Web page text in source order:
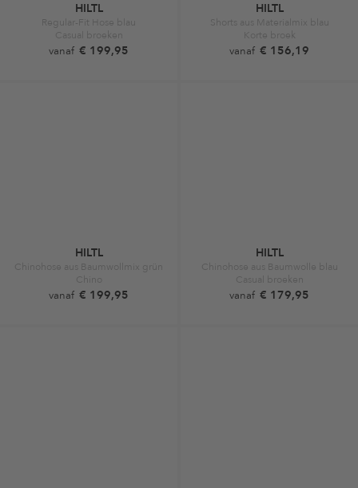
HILTL
Regular-Fit Hose blau
Casual broeken
vanaf € 199,95
HILTL
Shorts aus Materialmix blau
Korte broek
vanaf € 156,19
HILTL
Chinohose aus Baumwollmix grün
Chino
vanaf € 199,95
HILTL
Chinohose aus Baumwolle blau
Casual broeken
vanaf € 179,95